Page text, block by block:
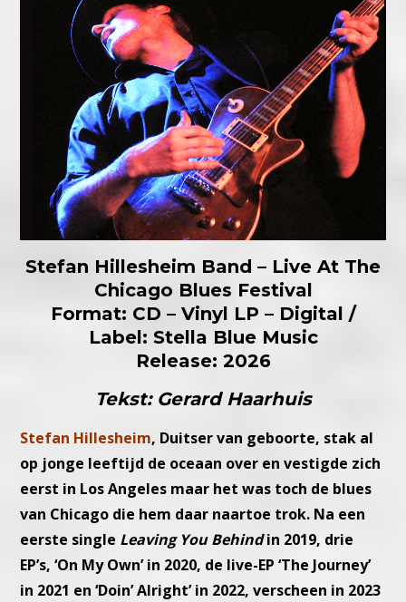
Stefan Hillesheim Band – Live At The
Chicago Blues Festival
Format: CD – Vinyl LP – Digital /
Label: Stella Blue Music
Release: 2026
Tekst: Gerard Haarhuis
Stefan Hillesheim, Duitser van geboorte, stak al
op jonge leeftijd de oceaan over en vestigde zich
eerst in Los Angeles maar het was toch de blues
van Chicago die hem daar naartoe trok. Na een
eerste single Leaving You Behindin 2019, drie
EP’s, ‘On MyOwn’ in 2020, de live-EP ‘The Journey’
in 2021 en ‘Doin’ Alright’ in 2022,verscheen in 2023